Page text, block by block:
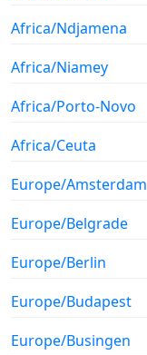
Africa/Ndjamena
Africa/Niamey
Africa/Porto-Novo
Africa/Ceuta
Europe/Amsterdam
Europe/Belgrade
Europe/Berlin
Europe/Budapest
Europe/Busingen